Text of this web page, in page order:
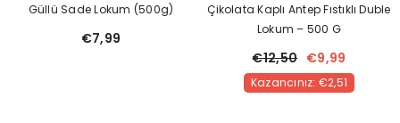
Güllü Sade Lokum (500g)
€7,99
Çikolata Kaplı Antep Fıstıklı Duble
Lokum – 500 G
€12,50 €9,99
Kazancınız: €2,51